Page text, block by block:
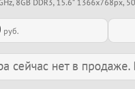
8GB DDR3, 15.6" 1366x768px,
руб.
сейчас нет в